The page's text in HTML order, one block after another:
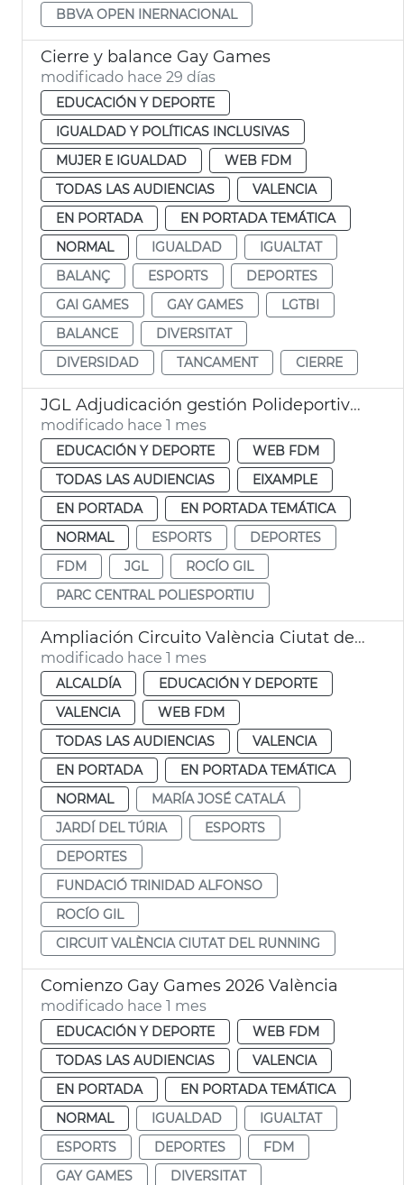
BBVA OPEN INERNACIONAL
Cierre y balance Gay Games
modificado hace 29 días
EDUCACIÓN Y DEPORTE
IGUALDAD Y POLÍTICAS INCLUSIVAS
MUJER E IGUALDAD
WEB FDM
TODAS LAS AUDIENCIAS
VALENCIA
EN PORTADA
EN PORTADA TEMÁTICA
NORMAL
IGUALDAD
IGUALTAT
BALANÇ
ESPORTS
DEPORTES
GAI GAMES
GAY GAMES
LGTBI
BALANCE
DIVERSITAT
DIVERSIDAD
TANCAMENT CIERRE
JGL Adjudicación gestión Polideportivo Parc Central
modificado hace 1 mes
EDUCACIÓN Y DEPORTE
WEB FDM
TODAS LAS AUDIENCIAS
EIXAMPLE
EN PORTADA
EN PORTADA TEMÁTICA
NORMAL
ESPORTS
DEPORTES
FDM
JGL
ROCÍO GIL
PARC CENTRAL POLIESPORTIU
Ampliación Circuito València Ciutat del Running
modificado hace 1 mes
ALCALDÍA
EDUCACIÓN Y DEPORTE
VALENCIA
WEB FDM
TODAS LAS AUDIENCIAS
VALENCIA
EN PORTADA
EN PORTADA TEMÁTICA
NORMAL
MARÍA JOSÉ CATALÁ
JARDÍ DEL TÚRIA
ESPORTS
DEPORTES
FUNDACIÓ TRINIDAD ALFONSO
ROCÍO GIL
CIRCUIT VALÈNCIA CIUTAT DEL RUNNING
Comienzo Gay Games 2026 València
modificado hace 1 mes
EDUCACIÓN Y DEPORTE
WEB FDM
TODAS LAS AUDIENCIAS
VALENCIA
EN PORTADA
EN PORTADA TEMÁTICA
NORMAL
IGUALDAD
IGUALTAT
ESPORTS
DEPORTES
FDM
GAY GAMES
DIVERSITAT